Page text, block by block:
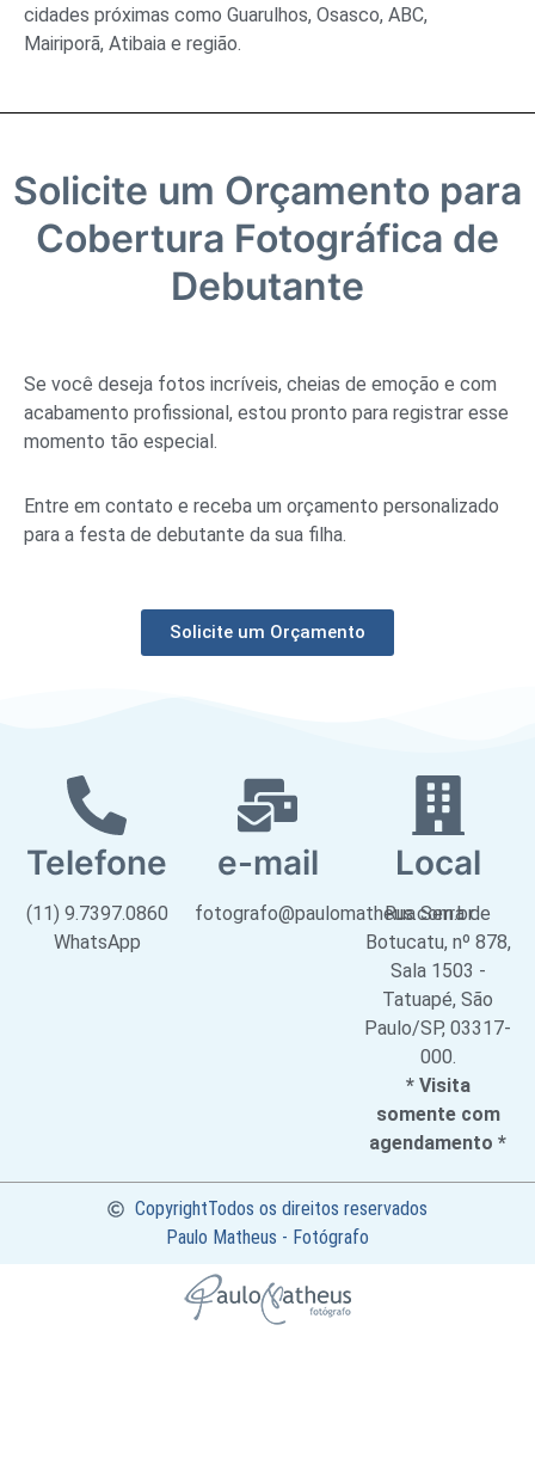
cidades próximas como Guarulhos, Osasco, ABC,
Mairiporã, Atibaia e região.
Solicite um Orçamento para
Cobertura Fotográfica de
Debutante
Se você deseja fotos incríveis, cheias de emoção e com
acabamento profissional, estou pronto para registrar esse
momento tão especial.
Entre em contato e receba um orçamento personalizado
para a festa de debutante da sua filha.
Solicite um Orçamento
Telefone
(11) 9.7397.0860
WhatsApp
e-mail
fotografo@paulomatheus.com.br
Local
Rua Serra de
Botucatu, nº 878,
Sala 1503 -
Tatuapé, São
Paulo/SP, 03317-
000.
* Visita
somente com
agendamento *
CopyrightTodos os direitos reservados
Paulo Matheus - Fotógrafo